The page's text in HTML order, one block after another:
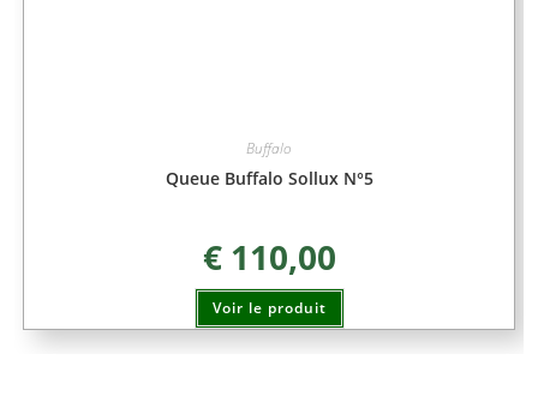
Buffalo
Queue Buffalo Sollux N°5
€110,00
Voir le produit